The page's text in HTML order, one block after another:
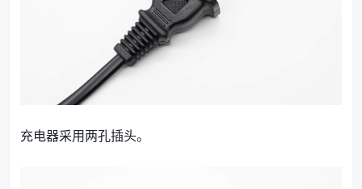
充电器采用两孔插头。